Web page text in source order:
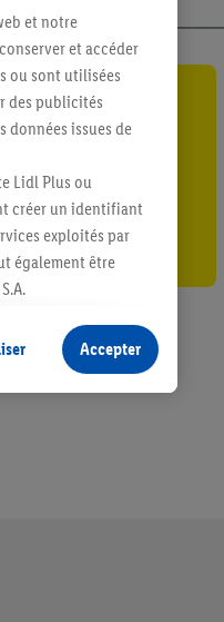
et notre
et accéder
ou sont utilisées
des publicités
données issues de
Lidl Plus ou
créer un identifiant
exploités par
également être
sans procéder à
terminaux ou
échéant, d’autres
à tout moment
Accepter